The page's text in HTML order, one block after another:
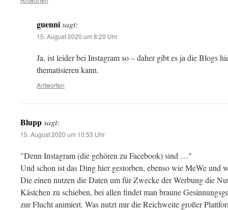
guennisagt:
15. August 2020 um 8:20 Uhr
Ja, ist leider bei Instagram so – daher gibt es ja die Blogs
thematisieren kann.
Antworten
Bluppsagt:
15. August 2020 um 10:53 Uhr
"Denn Instagram (die gehören zu Facebook) sind …"
Und schon ist das Ding hier gestorben, ebenso wie MeWe und
Die einen nutzen die Daten um für Zwecke der Werbung die
Kästchen zu schieben, bei allen findet man braune
zur Flucht animiert. Was nutzt mir die Reichweite großer